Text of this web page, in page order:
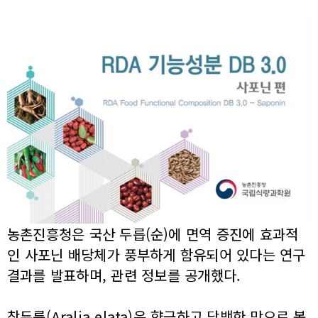
농촌진흥청은 국산 두릅(순)에 면역 증진에 효과적
인 사포닌 배당체가 풍부하게 함유되어 있다는 연구
결과를 발표하며, 관련 정보를 공개했다.